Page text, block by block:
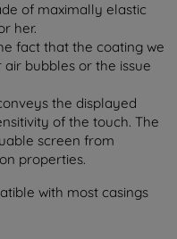
of maximally elastic
her.
fact that the coating we
bubbles or the issue
the displayed
of the touch. The
screen from
properties.
with most casings